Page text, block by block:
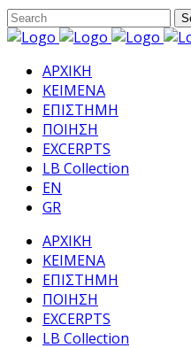
ΑΡΧΙΚΗ
ΚΕΙΜΕΝΑ
ΕΠΙΣΤΗΜΗ
ΠΟΙΗΣΗ
EXCERPTS
LB Collection
EN
GR
ΑΡΧΙΚΗ
ΚΕΙΜΕΝΑ
ΕΠΙΣΤΗΜΗ
ΠΟΙΗΣΗ
EXCERPTS
LB Collection